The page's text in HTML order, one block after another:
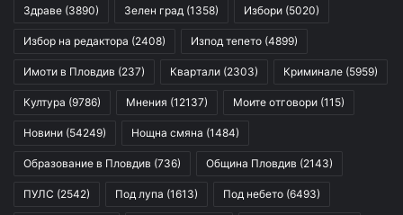
Здраве (3890) Зелен град (1358) Избори (5020)
Избор на редактора (2408) Изпод тепето (4899)
Имоти в Пловдив (237) Квартали (2303) Криминале (5959)
Култура (9786) Мнения (12137) Моите отговори (115)
Новини (54249) Нощна смяна (1484)
Образование в Пловдив (736) Община Пловдив (2143)
ПУЛС (2542) Под лупа (1613) Под небето (6493)